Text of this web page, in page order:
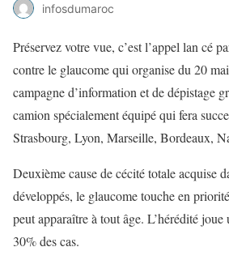
infosdumaroc
Préservez votre vue, c’est l’appel lan cé
contre le glaucome qui organise du 20
campagne d’information et de dépistage
camion spécialement équipé qui fera
Strasbourg, Lyon, Marseille, Bordeaux,
Deuxième cause de cécité totale acquise
développés, le glaucome touche en
peut apparaître à tout âge. L’hérédité
30% des cas.